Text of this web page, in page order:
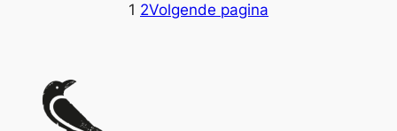
1 2Volgende pagina